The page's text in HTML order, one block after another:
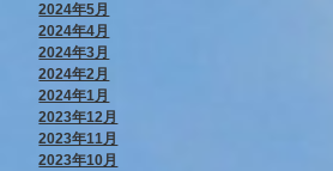
2024年5月
2024年4月
2024年3月
2024年2月
2024年1月
2023年12月
2023年11月
2023年10月